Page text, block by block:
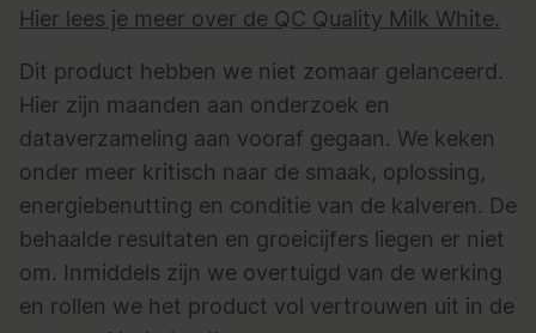
Hier lees je meer over de QC Quality Milk White.
Dit product hebben we niet zomaar gelanceerd.
Hier zijn maanden aan onderzoek en
dataverzameling aan vooraf gegaan. We keken
onder meer kritisch naar de smaak, oplossing,
energiebenutting en conditie van de kalveren. De
behaalde resultaten en groeicijfers liegen er niet
om. Inmiddels zijn we overtuigd van de werking
en rollen we het product vol vertrouwen uit in de